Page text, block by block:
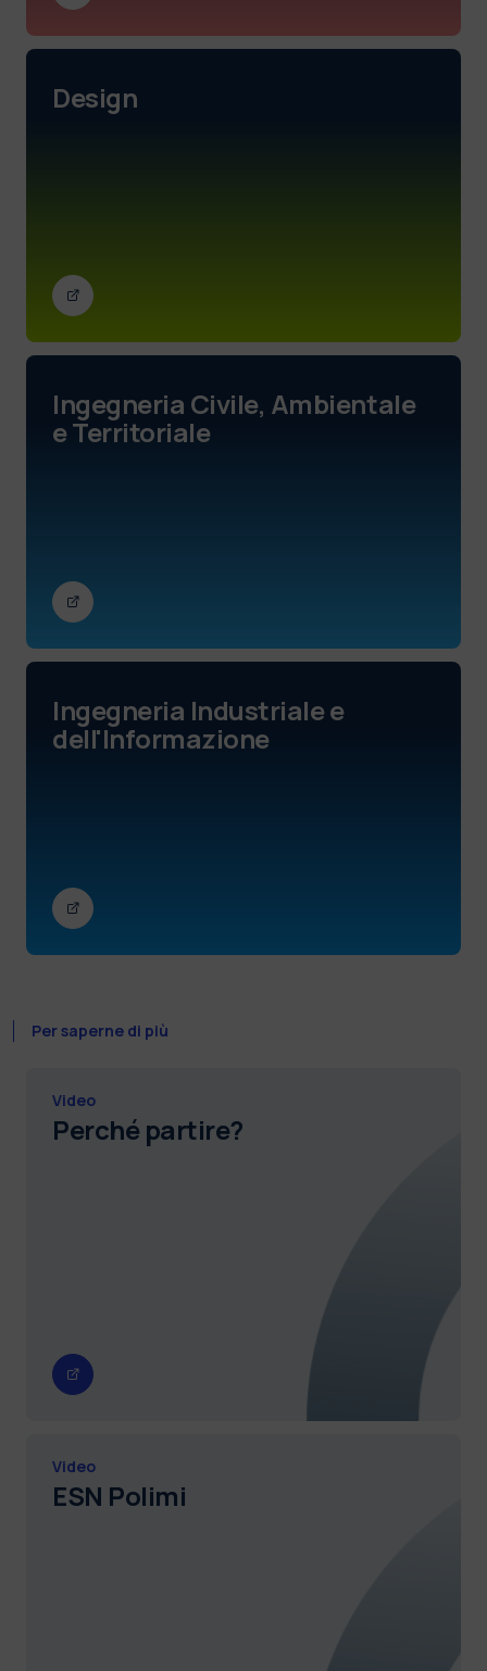
Design
Ingegneria Civile, Ambientale
e Territoriale
Ingegneria Industriale e
dell'Informazione
Per saperne di più
Video
Perché partire?
Video
ESN Polimi